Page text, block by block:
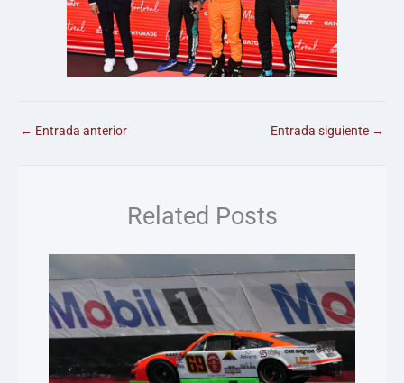
← Entrada anterior Entrada siguiente →
Related Posts